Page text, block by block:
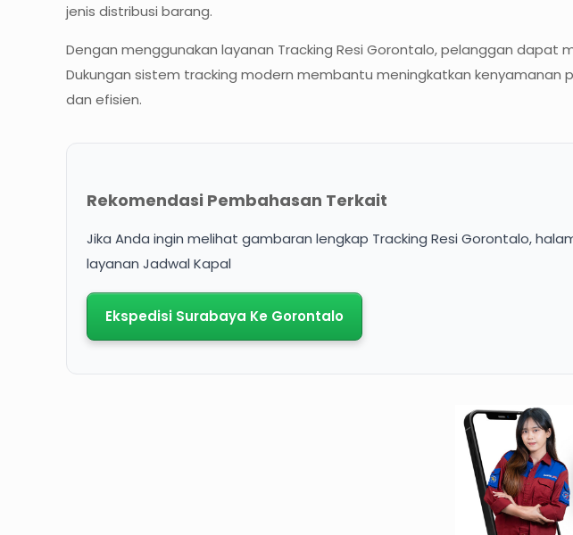
jenis distribusi barang.
Dengan menggunakan layanan Tracking Resi Gorontalo, pelanggan
Dukungan sistem tracking modern membantu meningkatkan
dan efisien.
Rekomendasi Pembahasan Terkait
Jika Anda ingin melihat gambaran lengkap Tracking Resi Gorontalo,
layanan Jadwal Kapal
Ekspedisi Surabaya Ke Gorontalo